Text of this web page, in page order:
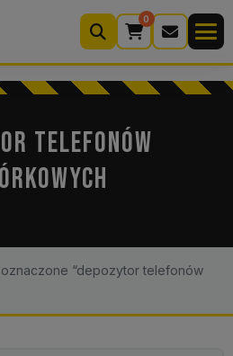
0
Koszyk (0)
TELEFONÓW
“depozytor telefonów